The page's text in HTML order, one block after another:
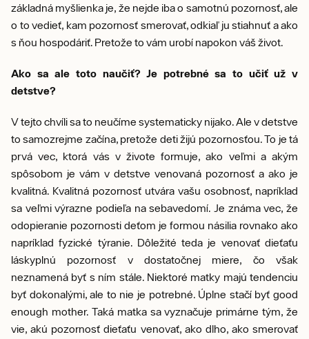
základná myšlienka je, že nejde iba o samotnú pozornosť, ale
o to vedieť, kam pozornosť smerovať, odkiaľ ju stiahnuť a ako
s ňou hospodáriť. Pretože to vám urobí napokon váš život.
Ako sa ale toto naučiť? Je potrebné sa to učiť už v
detstve?
V tejto chvíli sa to neučíme systematicky nijako. Ale v detstve
to samozrejme začína, pretože deti žijú pozornosťou. To je tá
prvá vec, ktorá vás v živote formuje, ako veľmi a akým
spôsobom je vám v detstve venovaná pozornosť a ako je
kvalitná. Kvalitná pozornosť utvára vašu osobnosť, napríklad
sa veľmi výrazne podieľa na sebavedomí. Je známa vec, že
odopieranie pozornosti deťom je formou násilia rovnako ako
napríklad fyzické týranie. Dôležité teda je venovať dieťaťu
láskyplnú pozornosť v dostatočnej miere, čo však
neznamená byť s ním stále. Niektoré matky majú tendenciu
byť dokonalými, ale to nie je potrebné. Úplne stačí byť good
enough mother. Taká matka sa vyznačuje primárne tým, že
vie, akú pozornosť dieťaťu venovať, ako dlho, ako smerovať